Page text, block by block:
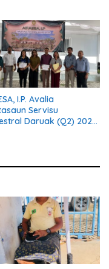
I.P. Avalia
Servisu
Daruak (Q2) 2026